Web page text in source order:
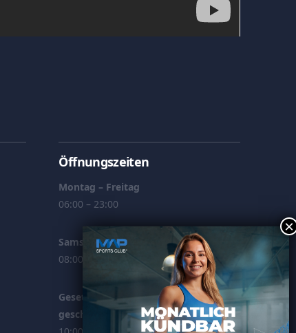
Öffnungszeiten
Montag – Freitag
06:00 – 23:00
Samstag / Sonntag
08:00 – 22:00
Gesetzl. Feiertage (Rosenmontag
geschl.)